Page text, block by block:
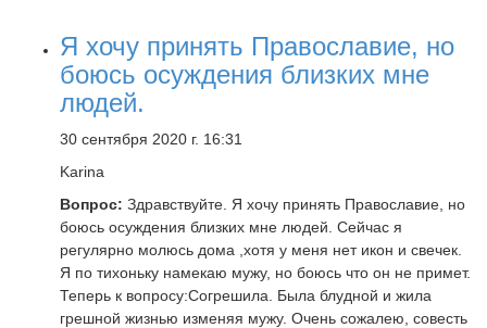
Я хочу принять Православие, но
боюсь осуждения близких мне
людей.
30 сентября 2020 г. 16:31
Karina
Вопрос: Здравствуйте. Я хочу принять Православие, но
боюсь осуждения близких мне людей. Сейчас я
регулярно молюсь дома ,хотя у меня нет икон и свечек.
Я по тихоньку намекаю мужу, но боюсь что он не примет.
Теперь к вопросу:Согрешила. Была блудной и жила
грешной жизнью изменяя мужу. Очень сожалею, совесть